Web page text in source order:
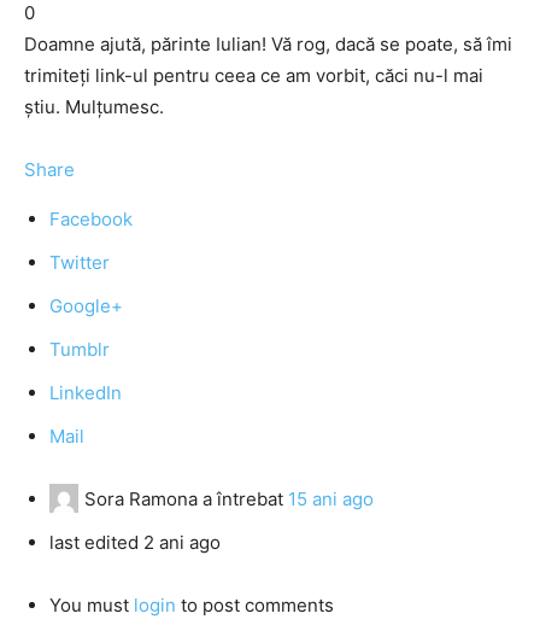
0
Doamne ajută, părinte Iulian! Vă rog, dacă se poate, să îmi
trimiteţi link-ul pentru ceea ce am vorbit, căci nu-l mai
ştiu. Mulţumesc.
Share
Facebook
Twitter
Google+
Tumblr
LinkedIn
Mail
Sora Ramona a întrebat 15 ani ago
last edited 2 ani ago
You must login to post comments